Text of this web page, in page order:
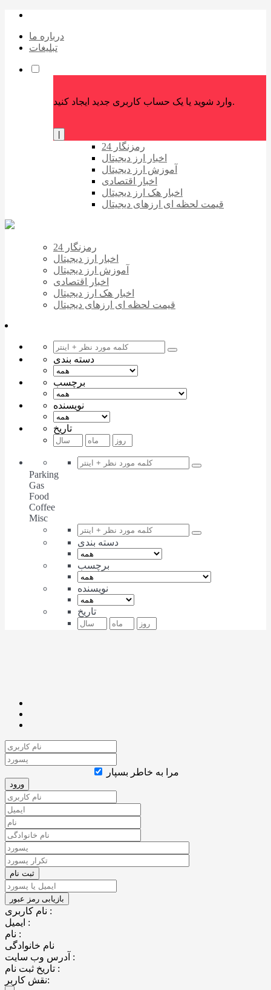
درباره ما
تبلیغات
وارد شوید یا یک حساب کاربری جدید ایجاد کنید.
رمزنگار 24
اخبار ارز دیجیتال
آموزش ارز دیجیتال
اخبار اقتصادی
اخبار هک ارز دیجیتال
قیمت لحظه ای ارزهای دیجیتال
رمزنگار 24
اخبار ارز دیجیتال
آموزش ارز دیجیتال
اخبار اقتصادی
اخبار هک ارز دیجیتال
قیمت لحظه ای ارزهای دیجیتال
دسته بندی
برچسب
نویسنده
تاریخ
Parking
Gas
Food
Coffee
Misc
دسته بندی
برچسب
نویسنده
تاریخ
مرا به خاطر بسپار
نام کاربری :
ایمیل :
نام :
نام خانوادگی
آدرس وب سایت :
تاریخ ثبت نام :
نقش کاربر: